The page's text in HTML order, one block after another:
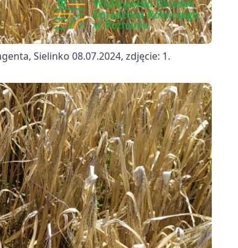
Sielinko 08.07.2024, zdjęcie: 1.